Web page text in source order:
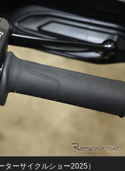
ターサイクルショー2025）